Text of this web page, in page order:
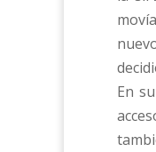
En